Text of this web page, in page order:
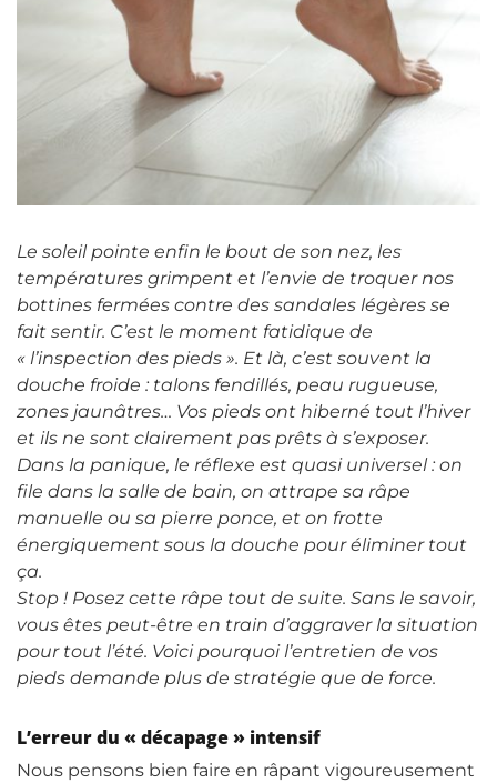
Le soleil pointe enfin le bout de son nez, les
températures grimpent et l’envie de troquer nos
bottines fermées contre des sandales légères se
fait sentir. C’est le moment fatidique de
« l’inspection des pieds ». Et là, c’est souvent la
douche froide : talons fendillés, peau rugueuse,
zones jaunâtres… Vos pieds ont hiberné tout l’hiver
et ils ne sont clairement pas prêts à s’exposer.
Dans la panique, le réflexe est quasi universel : on
file dans la salle de bain, on attrape sa râpe
manuelle ou sa pierre ponce, et on frotte
énergiquement sous la douche pour éliminer tout
ça.
Stop ! Posez cette râpe tout de suite. Sans le savoir,
vous êtes peut-être en train d’aggraver la situation
pour tout l’été. Voici pourquoi l’entretien de vos
pieds demande plus de stratégie que de force.
L’erreur du « décapage » intensif
Nous pensons bien faire en râpant vigoureusement